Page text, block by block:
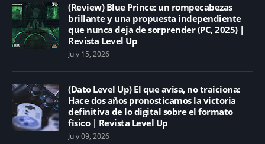
(Review) Blue Prince: un rompecabezas
brillante y una propuesta independiente
que nunca deja de sorprender (PC, 2025) |
Revista Level Up
July 15, 2026
(Dato Level Up) El que avisa, no traiciona:
Hace dos años pronosticamos la victoria
definitiva de lo digital sobre el formato
físico | Revista Level Up
July 09, 2026